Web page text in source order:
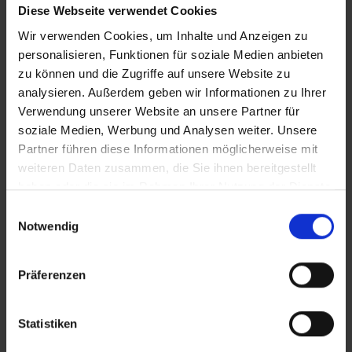
Diese Webseite verwendet Cookies
Wir verwenden Cookies, um Inhalte und Anzeigen zu
personalisieren, Funktionen für soziale Medien anbieten
zu können und die Zugriffe auf unsere Website zu
analysieren. Außerdem geben wir Informationen zu Ihrer
Verwendung unserer Website an unsere Partner für
soziale Medien, Werbung und Analysen weiter. Unsere
Partner führen diese Informationen möglicherweise mit
weiteren Daten zusammen, die Sie ihnen bereitgestellt
haben oder die sie im Rahmen Ihrer Nutzung der Dienste
Notwendig
Präferenzen
Statistiken
iT_Katastrophenrettung
Zusätzliches Material
Bilder
interessieren